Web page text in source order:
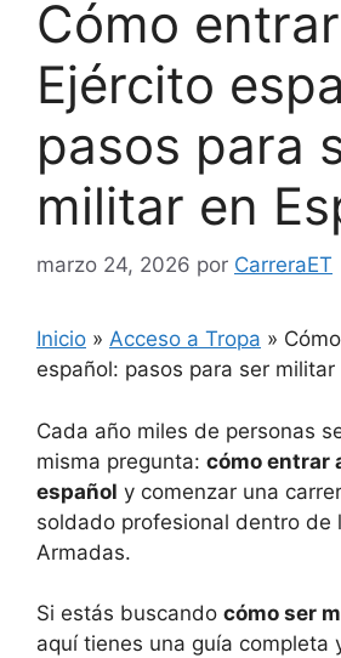
Cómo
Ejército
pasos para
militar en
marzo 24, 2026 por CarreraET
Inicio » Acceso a Tropa »
español: pasos para ser militar
Cada año miles de personas
misma pregunta: cómo entrar
español y comenzar una
soldado profesional dentro de
Armadas.
Si estás buscando cómo ser
aquí tienes una guía completa